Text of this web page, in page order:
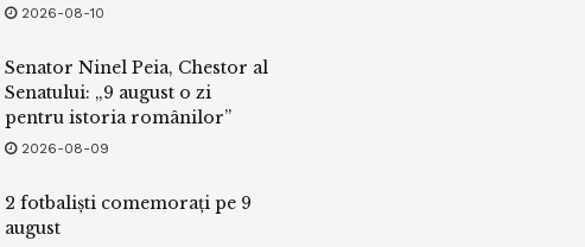
2026-08-10
Senator Ninel Peia, Chestor al
Senatului: „9 august o zi
pentru istoria românilor”
2026-08-09
2 fotbaliști comemorați pe 9
august